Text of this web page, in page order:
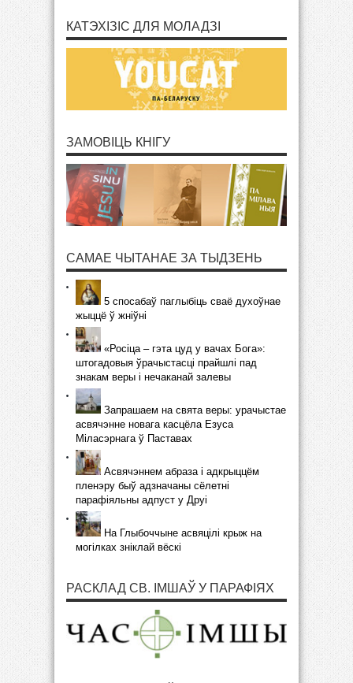
КАТЭХІЗІС ДЛЯ МОЛАДЗІ
ЗАМОВІЦЬ КНІГУ
САМАЕ ЧЫТАНАЕ ЗА ТЫДЗЕНЬ
5 спосабаў паглыбіць сваё духоўнае
жыццё ў жніўні
«Росіца – гэта цуд у вачах Бога»:
штогадовыя ўрачыстасці прайшлі пад
знакам веры і нечаканай залевы
Запрашаем на свята веры: урачыстае
асвячэнне новага касцёла Езуса
Міласэрнага ў Паставах
Асвячэннем абраза і адкрыццём
пленэру быў адзначаны сёлетні
парафіяльны адпуст у Друі
На Глыбоччыне асвяцілі крыж на
могілках зніклай вёскі
РАСКЛАД СВ. ІМШАЎ У ПАРАФІЯХ